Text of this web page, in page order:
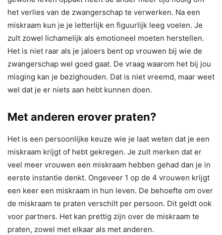
het verlies van de zwangerschap te verwerken. Na een
miskraam kun je je letterlijk en figuurlijk leeg voelen. Je
zult zowel lichamelijk als emotioneel moeten herstellen.
Het is niet raar als je jaloers bent op vrouwen bij wie de
zwangerschap wel goed gaat. De vraag waarom het bij jou
misging kan je bezighouden. Dat is niet vreemd, maar weet
wel dat je er niets aan hebt kunnen doen.
Met anderen erover praten?
Het is een persoonlijke keuze wie je laat weten dat je een
miskraam krijgt of hebt gekregen. Je zult merken dat er
veel meer vrouwen een miskraam hebben gehad dan je in
eerste instantie denkt. Ongeveer 1 op de 4 vrouwen krijgt
een keer een miskraam in hun leven. De behoefte om over
de miskraam te praten verschilt per persoon. Dit geldt ook
voor partners. Het kan prettig zijn over de miskraam te
praten, zowel met elkaar als met anderen.